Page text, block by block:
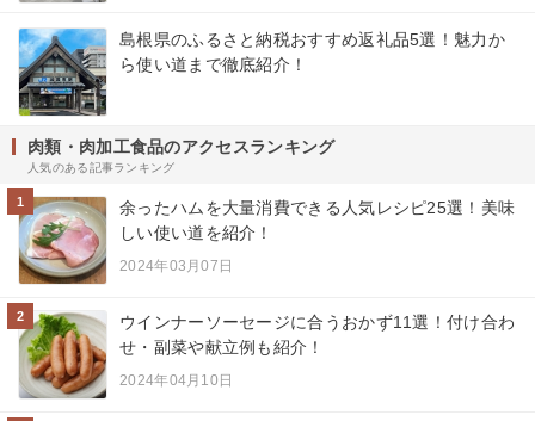
島根県のふるさと納税おすすめ返礼品5選！魅力か
ら使い道まで徹底紹介！
肉類・肉加工食品のアクセスランキング
人気のある記事ランキング
1
余ったハムを大量消費できる人気レシピ25選！美味
しい使い道を紹介！
2024年03月07日
2
ウインナーソーセージに合うおかず11選！付け合わ
せ・副菜や献立例も紹介！
2024年04月10日